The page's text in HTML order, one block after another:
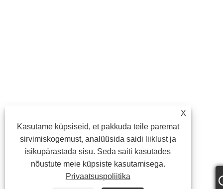
X
Kasutame küpsiseid, et pakkuda teile paremat
sirvimiskogemust, analüüsida saidi liiklust ja
isikupärastada sisu. Seda saiti kasutades
nõustute meie küpsiste kasutamisega.
Privaatsuspoliitika